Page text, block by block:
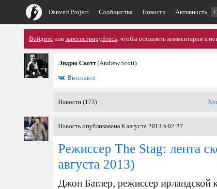
Danveri Project Сообщества Новости Активность
Войдите или зарегистрируйтесь, чтобы оставлять комментарии к
Эндрю Скотт(Andrew Scott)
Вконтакте
Новости (173)
Новость опубликована 6 августа 2013 в 02:27
Режиссер The Stag: лента
августа 2013)
Джон Батлер, режиссер